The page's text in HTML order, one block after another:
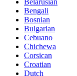
Belarusian
Bengali
Bosnian
Bulgarian
Cebuano
Chichewa
Corsican
Croatian
Dutch